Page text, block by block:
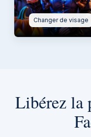
Changer de visage
Libérez la